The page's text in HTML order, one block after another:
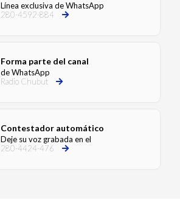
Línea exclusiva de WhatsApp
280-4592-884
Forma parte del canal
de WhatsApp
Radio Chubut
Contestador automático
Deje su voz grabada en el
280-4424-476